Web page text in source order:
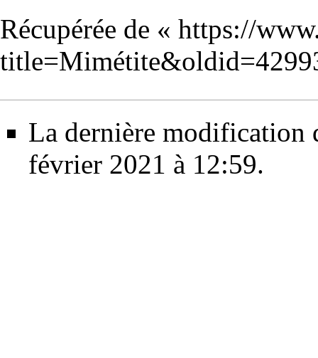
Récupérée de « https://
La dernière modification
février 2021 à 12:59.